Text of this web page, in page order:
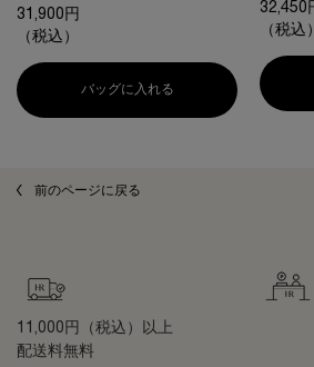
31,900円
（税込）
バッグに入れる P.C. スキンミュニテ
32,450
（税込）
前のページに戻る
11,000円（税込）以上
配送料無料